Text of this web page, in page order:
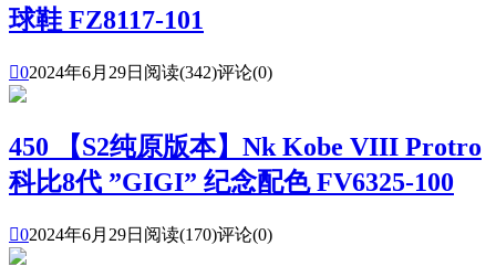
球鞋 FZ8117-101
02024年6月29日 阅读(342)评论(0)
450 【S2纯原版本】Nk Kobe VIII Protro
科比8代 ”GIGI” 纪念配色 FV6325-100
02024年6月29日 阅读(170)评论(0)